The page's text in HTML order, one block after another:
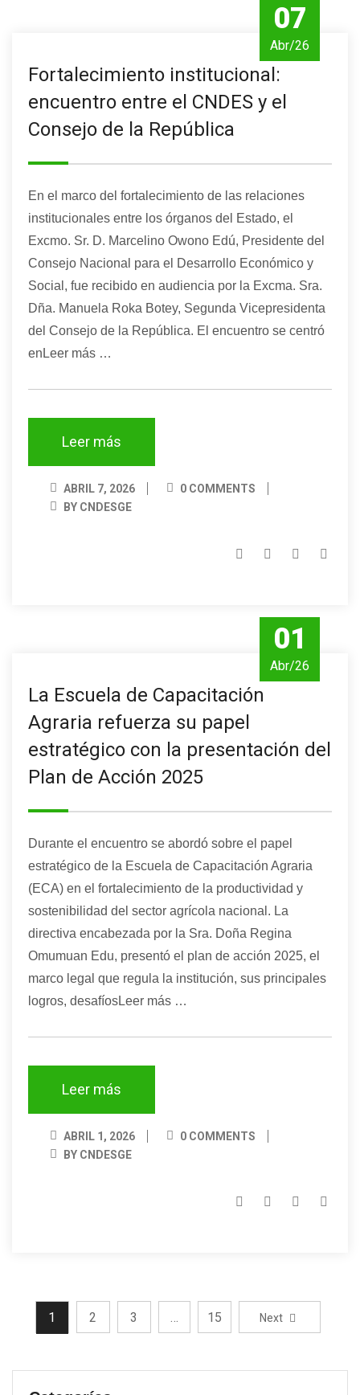
07
Abr/26
Fortalecimiento institucional:
encuentro entre el CNDES y el
Consejo de la República
En el marco del fortalecimiento de las relaciones
institucionales entre los órganos del Estado, el
Excmo. Sr. D. Marcelino Owono Edú, Presidente del
Consejo Nacional para el Desarrollo Económico y
Social, fue recibido en audiencia por la Excma. Sra.
Dña. Manuela Roka Botey, Segunda Vicepresidenta
del Consejo de la República. El encuentro se centró
enLeer más …
Leer más
ABRIL 7, 2026
0 COMMENTS
BY CNDESGE
01
Abr/26
La Escuela de Capacitación
Agraria refuerza su papel
estratégico con la presentación del
Plan de Acción 2025
Durante el encuentro se abordó sobre el papel
estratégico de la Escuela de Capacitación Agraria
(ECA) en el fortalecimiento de la productividad y
sostenibilidad del sector agrícola nacional. La
directiva encabezada por la Sra. Doña Regina
Omumuan Edu, presentó el plan de acción 2025, el
marco legal que regula la institución, sus principales
logros, desafíosLeer más …
Leer más
ABRIL 1, 2026
0 COMMENTS
BY CNDESGE
1 2 3 15 Next